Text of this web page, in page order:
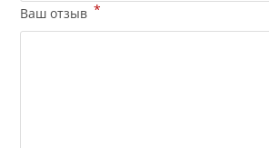
Ваш отзыв *